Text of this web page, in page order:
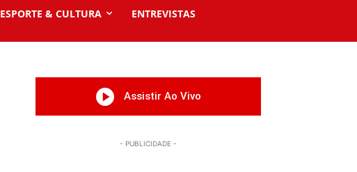
ESPORTE & CULTURA ENTREVISTAS
Assistir Ao Vivo
- PUBLICIDADE -